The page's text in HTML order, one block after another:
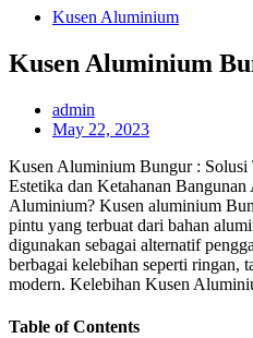
Kusen Aluminium
Kusen Aluminium
admin
May 22, 2023
Kusen Aluminium Bungur : Solusi
Estetika dan Ketahanan
Aluminium? Kusen aluminium
pintu yang terbuat dari bahan
digunakan sebagai alternatif
berbagai kelebihan seperti ringan,
modern. Kelebihan Kusen
Table of Contents